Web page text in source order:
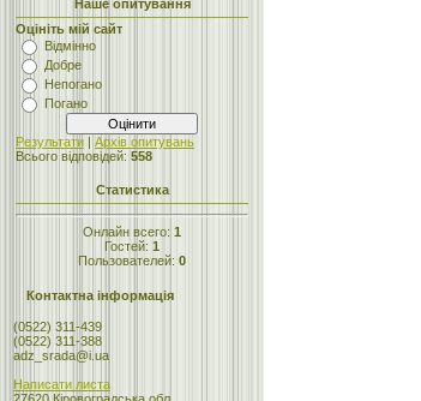
Наше опитування
Оцініть мій сайт
Відмінно
Добре
Непогано
Погано
Результати | Архів опитувань
Всього відповідей: 558
Статистика
Онлайн всего: 1
Гостей: 1
Пользователей: 0
Контактна інформація
(0522) 311-439
(0522) 311-388
adz_srada@i.ua
Написати листа